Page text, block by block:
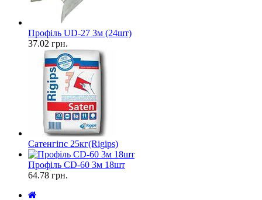
Профіль UD-27 3м (24шт)
37.02 грн.
Сатенгіпс 25кг(Rigips)
Профіль CD-60 3м 18шт
64.78 грн.